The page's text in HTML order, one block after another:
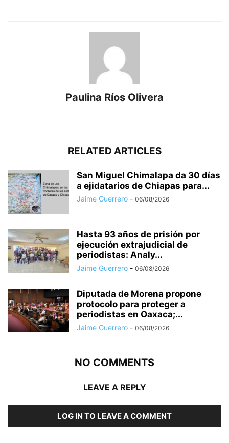
Paulina Ríos Olivera
RELATED ARTICLES
San Miguel Chimalapa da 30 días
a ejidatarios de Chiapas para...
Jaime Guerrero - 06/08/2026
Hasta 93 años de prisión por
ejecución extrajudicial de
periodistas: Analy...
Jaime Guerrero - 06/08/2026
Diputada de Morena propone
protocolo para proteger a
periodistas en Oaxaca;...
Jaime Guerrero - 06/08/2026
NO COMMENTS
LEAVE A REPLY
LOG IN TO LEAVE A COMMENT